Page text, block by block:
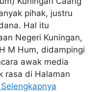
pihak, justru
Hal itu
Negeri Kuningan,
M Hum, didampingi
awak media
rasa di Halaman